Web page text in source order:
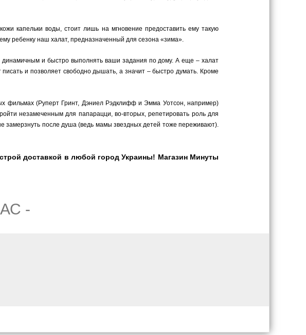
капельки воды, стоит лишь на мгновение предоставить ему такую
ребенку наш халат, предназначенный для сезона «зима».
динамичным и быстро выполнять ваши задания по дому. А еще – халат
и позволяет свободно дышать, а значит – быстро думать. Кроме
фильмах (Руперт Гринт, Дэниел Рэдклифф и Эмма Уотсон, например)
незамеченным для папарацци, во-вторых, репетировать роль для
замерзнуть после душа (ведь мамы звездных детей тоже переживают).
доставкой в любой город Украины! Магазин Минуты
-